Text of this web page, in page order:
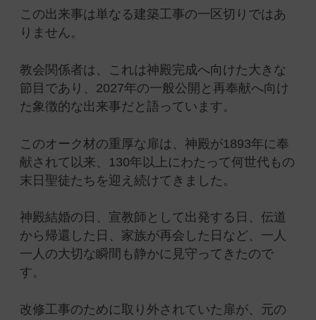
この出来事は単なる建築工事の一区切りではあ
りません。
教会関係者は、これは神殿完成へ向けた大きな
節目であり、2027年の一般公開と再奉献へ向け
た象徴的な出来事だと語っています。
このオーク材の重厚な扉は、神殿が1893年に奉
献されて以来、130年以上にわたって何世代もの
末日聖徒たちを迎え続けてきました。
神殿結婚の日、宣教師として出発する日、伝道
から帰還した日、家族が再会した日など、一人
一人の大切な瞬間も静かに見守ってきたので
す。
改修工事のために取り外されていた扉が、元の